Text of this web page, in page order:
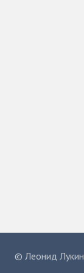
© Леонид Лукин